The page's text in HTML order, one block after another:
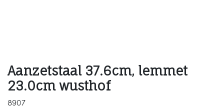
Aanzetstaal 37.6cm, lemmet
23.0cm wusthof
8907